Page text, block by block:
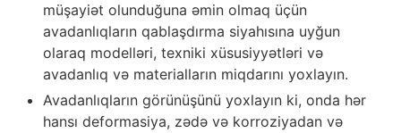
müşayiət olunduğuna əmin olmaq üçün
avadanlıqların qablaşdırma siyahısına uyğun
olaraq modelləri, texniki xüsusiyyətləri və
avadanlıq və materialların miqdarını yoxlayın.
Avadanlıqların görünüşünü yoxlayın ki, onda hər
hansı deformasiya, zədə və korroziyadan və